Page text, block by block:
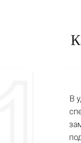
В